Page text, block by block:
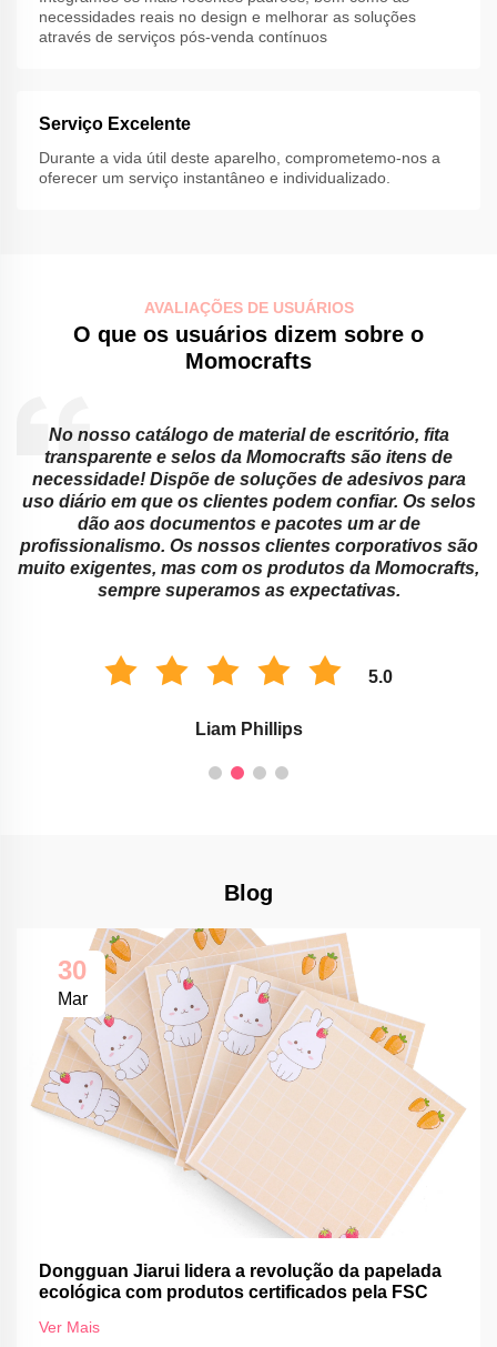
necessidades reais no design e melhorar as soluções
através de serviços pós-venda contínuos
Serviço Excelente
Durante a vida útil deste aparelho, comprometemo-nos a
oferecer um serviço instantâneo e individualizado.
AVALIAÇÕES DE USUÁRIOS
O que os usuários dizem sobre o
Momocrafts
de material de escritório, fita
e selos da Momocrafts são itens de
de soluções de adesivos para
os clientes podem confiar. Os selos
e pacotes um ar de
Os nossos clientes corporativos são
mas com os produtos da Momocrafts,
superamos as expectativas.
5.0
As
adesivos e fitas
maneiras
enfrentar.
funcionam
marcar tarefas.
Blog
30
Mar
Dongguan Jiarui lidera a revolução da papelada
ecológica com produtos certificados pela FSC
Ver Mais